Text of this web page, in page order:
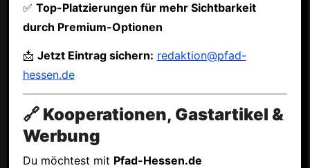
✅ Top-Platzierungen für mehr Sichtbarkeit
durch Premium-Optionen
📩 Jetzt Eintrag sichern: redaktion@pfad-
hessen.de
🔗 Kooperationen, Gastartikel &
Werbung
Du möchtest mit Pfad-Hessen.de